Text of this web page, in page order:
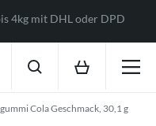
4kg mit DHL oder DPD
Cola Geschmack, 30,1 g